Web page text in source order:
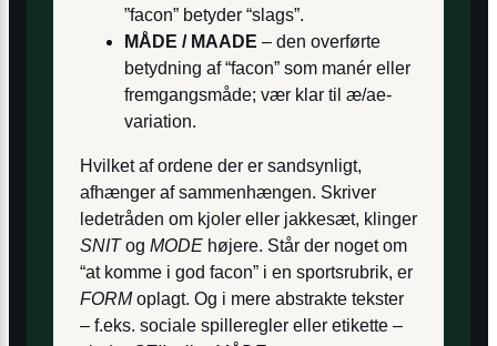
”facon” betyder “slags”.
MÅDE / MAADE – den overførte
betydning af “facon” som manér eller
fremgangs­måde; vær klar til æ/ae-
variation.
Hvilket af ordene der er sandsynligt,
afhænger af sammenhængen. Skriver
ledetråden om kjoler eller jakkesæt, klinger
SNITog MODE højere. Står der noget om
“at komme i god facon” i en sportsrubrik, er
FORMoplagt. Og i mere abstrakte tekster
– f.eks. sociale spilleregler eller etikette –